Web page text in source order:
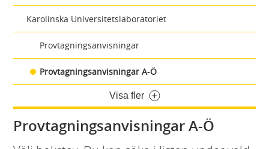
Karolinska Universitetslaboratoriet
Provtagningsanvisningar
Provtagningsanvisningar A-Ö
Visa fler
Provtagningsanvisningar A-Ö